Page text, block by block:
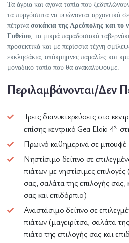
Τα άγρια και άγονα τοπία που
τα πυργόσπιτα να υψώνονται αρχοντικά
πέτρινα σοκάκια της Αρεόπολης και το
Γυθείου, τα μικρά παραδοσιακά
προσεκτικά και με περίσσια τέχνη
εκκλησάκια, απόκρημνες παραλίες και
μοναδικό τοπίο που θα ανακαλύψουμε.
Περιλαμβάνονται/Δεν
Τρεις διανυκτερεύσεις στο
επίσης κεντρικό Gea Elaia 4*
Πρωινό καθημερινά σε μπουφέ
Νηστίσιμο δείπνο σε
πιάτων με νηστίσιμες
σας, σαλάτα της επιλογής σας,
σας και επιδόρπιο)
Αναστάσιμο δείπνο σε
πιάτων (μαγειρίτσα, σαλάτα
πιάτο της επιλογής σας και